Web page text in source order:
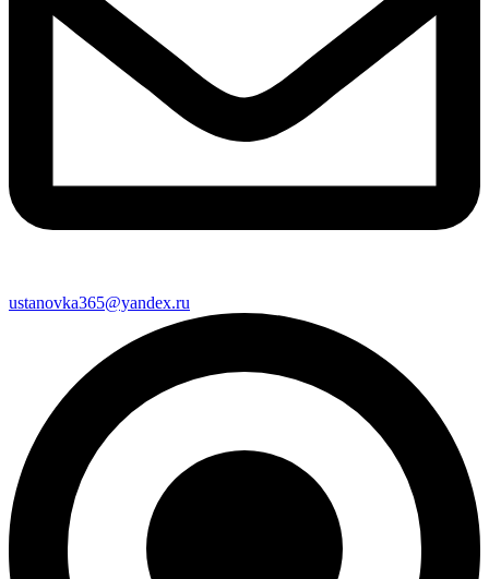
ustanovka365@yandex.ru